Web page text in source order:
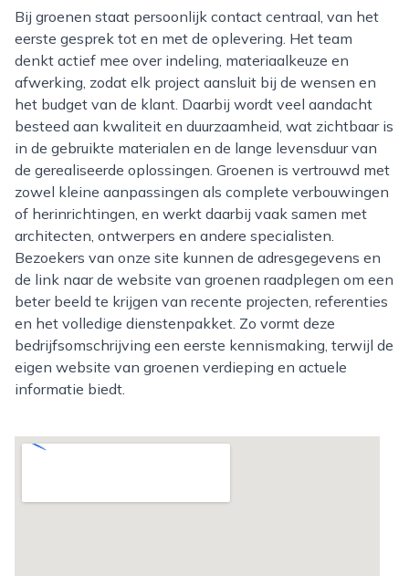
Bij groenen staat persoonlijk contact centraal, van het
eerste gesprek tot en met de oplevering. Het team
denkt actief mee over indeling, materiaalkeuze en
afwerking, zodat elk project aansluit bij de wensen en
het budget van de klant. Daarbij wordt veel aandacht
besteed aan kwaliteit en duurzaamheid, wat zichtbaar is
in de gebruikte materialen en de lange levensduur van
de gerealiseerde oplossingen. Groenen is vertrouwd met
zowel kleine aanpassingen als complete verbouwingen
of herinrichtingen, en werkt daarbij vaak samen met
architecten, ontwerpers en andere specialisten.
Bezoekers van onze site kunnen de adresgegevens en
de link naar de website van groenen raadplegen om een
beter beeld te krijgen van recente projecten, referenties
en het volledige dienstenpakket. Zo vormt deze
bedrijfsomschrijving een eerste kennismaking, terwijl de
eigen website van groenen verdieping en actuele
informatie biedt.